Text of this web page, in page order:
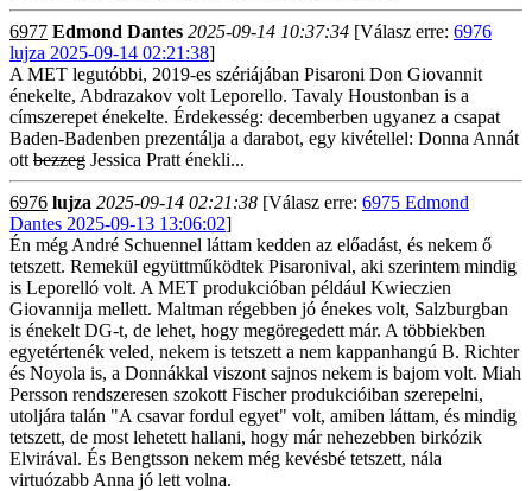
6977 Edmond Dantes 2025-09-14 10:37:34 [Válasz erre: 6976
lujza 2025-09-14 02:21:38]
A MET legutóbbi, 2019-es szériájában Pisaroni Don Giovannit
énekelte, Abdrazakov volt Leporello. Tavaly Houstonban is a
címszerepet énekelte. Érdekesség: decemberben ugyanez a csapat
Baden-Badenben prezentálja a darabot, egy kivétellel: Donna Annát
ott bezzeg Jessica Pratt énekli...
6976 lujza 2025-09-14 02:21:38 [Válasz erre: 6975 Edmond
Dantes 2025-09-13 13:06:02]
Én még André Schuennel láttam kedden az előadást, és nekem ő
tetszett. Remekül együttműködtek Pisaronival, aki szerintem mindig
is Leporelló volt. A MET produkcióban például Kwieczien
Giovannija mellett. Maltman régebben jó énekes volt, Salzburgban
is énekelt DG-t, de lehet, hogy megöregedett már. A többiekben
egyetértenék veled, nekem is tetszett a nem kappanhangú B. Richter
és Noyola is, a Donnákkal viszont sajnos nekem is bajom volt. Miah
Persson rendszeresen szokott Fischer produkcióiban szerepelni,
utoljára talán "A csavar fordul egyet" volt, amiben láttam, és mindig
tetszett, de most lehetett hallani, hogy már nehezebben birkózik
Elvirával. És Bengtsson nekem még kevésbé tetszett, nála
virtuózabb Anna jó lett volna.